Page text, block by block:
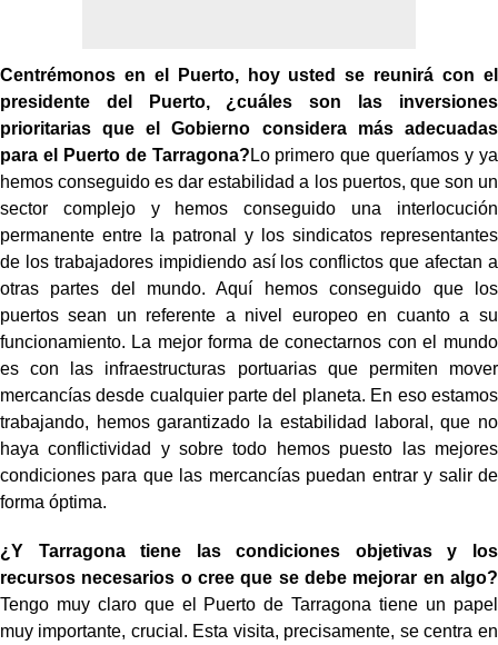
Centrémonos en el Puerto, hoy usted se reunirá con el
presidente del Puerto, ¿cuáles son las inversiones
prioritarias que el Gobierno considera más adecuadas
para el Puerto de Tarragona? Lo primero que queríamos y ya
hemos conseguido es dar estabilidad a los puertos, que son un
sector complejo y hemos conseguido una interlocución
permanente entre la patronal y los sindicatos representantes
de los trabajadores impidiendo así los conflictos que afectan a
otras partes del mundo. Aquí hemos conseguido que los
puertos sean un referente a nivel europeo en cuanto a su
funcionamiento. La mejor forma de conectarnos con el mundo
es con las infraestructuras portuarias que permiten mover
mercancías desde cualquier parte del planeta. En eso estamos
trabajando, hemos garantizado la estabilidad laboral, que no
haya conflictividad y sobre todo hemos puesto las mejores
condiciones para que las mercancías puedan entrar y salir de
forma óptima.
¿Y Tarragona tiene las condiciones objetivas y los
recursos necesarios o cree que se debe mejorar en algo?
Tengo muy claro que el Puerto de Tarragona tiene un papel
muy importante, crucial. Esta visita, precisamente, se centra en